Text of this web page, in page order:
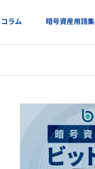
コラム 暗号資産用語集